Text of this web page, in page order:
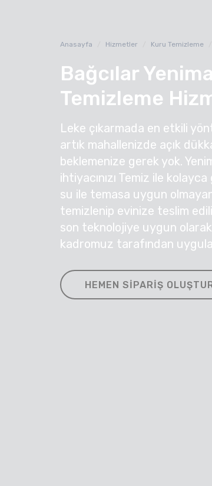
Anasayfa Hizmetler Kuru Temizleme
Bağcılar
Temizleme
Leke çıkarmada en etkili
artık mahallenizde açık
beklemenize gerek yok.
ihtiyacınızı Temiz ile
su ile temasa uygun
temizlenip evinize teslim
son teknolojiye uygun
kadromuz tarafından
HEMEN SIPARIŞ